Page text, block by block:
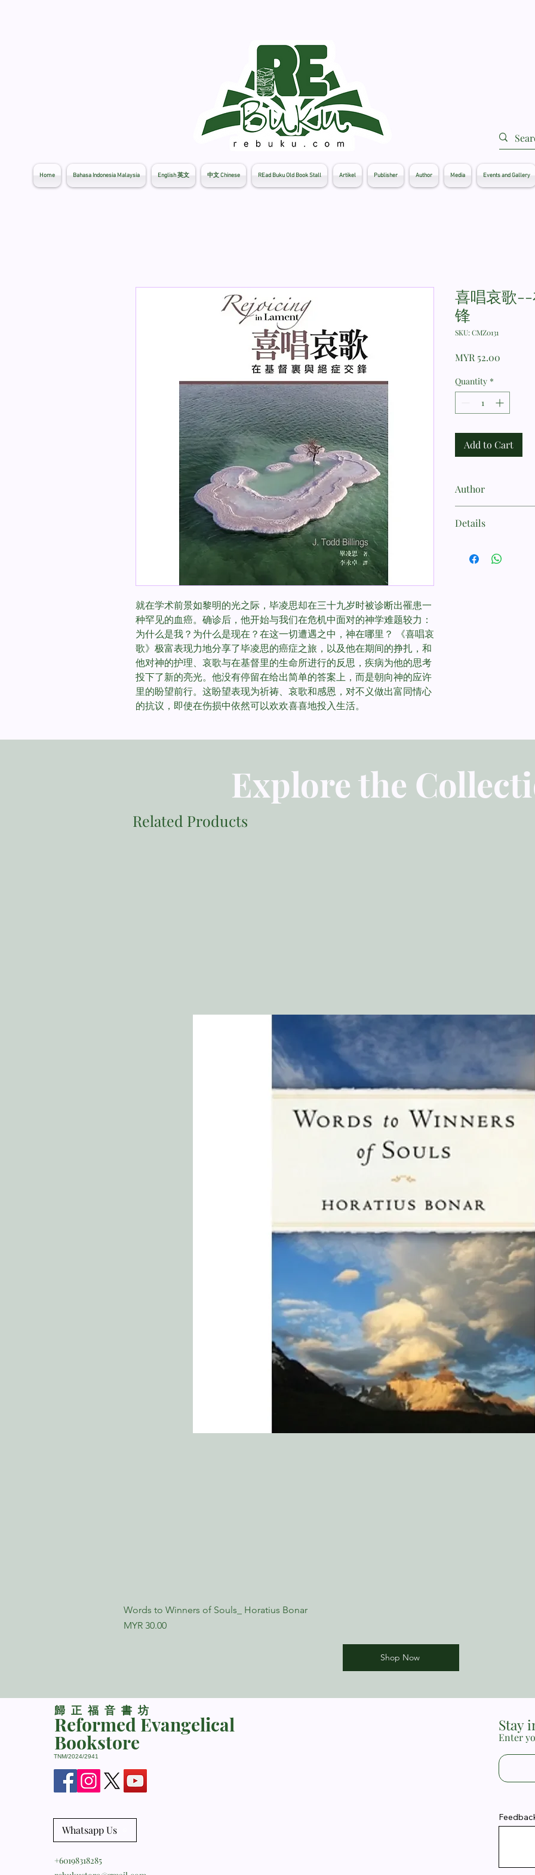
Home Bahasa Indonesia Malaysia English 英文 中文 Chinese REad Buku Old Book Stall Artikel Publisher Author Media Events and Gallery
就在学术前景如黎明的光之际，毕凌思却在三十九岁时被诊断出罹患一
种罕见的血癌。确诊后，他开始与我们在危机中面对的神学难题较力：
为什么是我？为什么是现在？在这一切遭遇之中，神在哪里？ 《喜唱哀
歌》极富表现力地分享了毕凌思的癌症之旅，以及他在期间的挣扎，和
他对神的护理、哀歌与在基督里的生命所进行的反思，疾病为他的思考
投下了新的亮光。他没有停留在给出简单的答案上，而是朝向神的应许
里的盼望前行。这盼望表现为祈祷、哀歌和感恩，对不义做出富同情心
的抗议，即使在伤损中依然可以欢欢喜喜地投入生活。
喜唱哀歌--
锋
SKU: CMZ0131
MYR 52.00
Quantity *
Add to Cart
Author
畢凌思
Details
Lament
Explore the
Related Products
Words to Winners of Souls_ Horatius Bonar
Price
MYR 30.00
Shop Now
​歸正福音書坊
Reformed Evangelical
Bookstore
TNM/2024/2941
Whatsapp Us
+60198318285
Stay
Enter